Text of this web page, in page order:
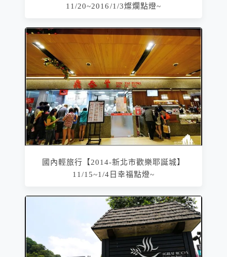
11/20~2016/1/3燦爛點燈~
國內輕旅行【2014-新北市歡樂耶誕城】
11/15~1/4日幸福點燈~